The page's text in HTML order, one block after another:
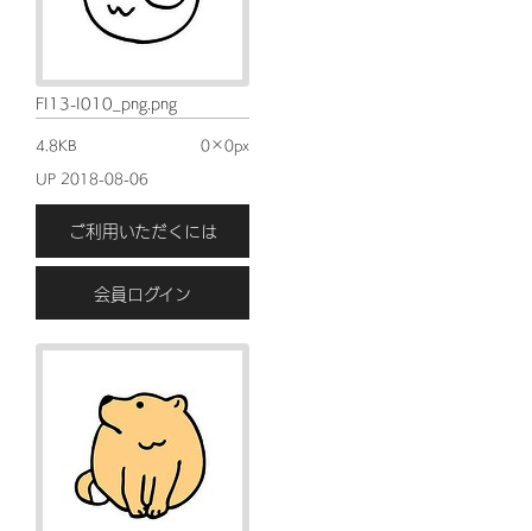
FI13-I010_png.png
4.8KB
0×0px
UP 2018-08-06
ご利用いただくには
会員ログイン